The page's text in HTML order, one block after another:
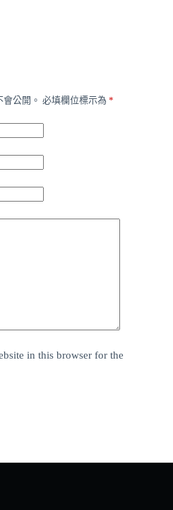
公開。 必填欄位標示為 *
in this browser for the